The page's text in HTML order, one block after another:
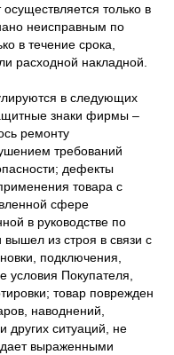
только в
неисправным по
в течение срока,
расходной накладной.
в следующих
знаки фирмы –
ремонту
требований
дефекты
товара с
сфере
в руководстве по
из строя в связи с
подключения,
условия Покупателя,
товар поврежден
наводнений,
других ситуаций, не
выраженными